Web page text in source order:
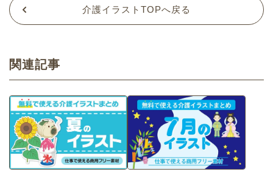
介護イラストTOPへ戻る
関連記事